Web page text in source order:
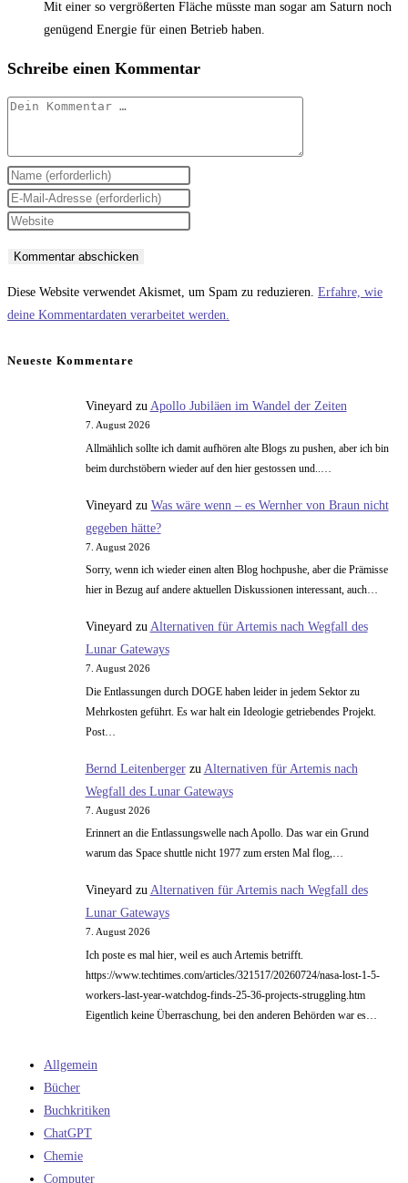
Mit einer so vergrößerten Fläche müsste man sogar am Saturn noch
genügend Energie für einen Betrieb haben.
Schreibe einen Kommentar
Kommentar
Gib
deinen
Namen
Benutzernamen
zum
Kommentieren
Gib
deine
Mail-
Adresse
zum
ein
Gib
Website-
URL
ein
Diese Website verwendet Akismet, um Spam zu reduzieren. Erfahre, wie
deine Kommentardaten verarbeitet werden.
Neueste Kommentare
Vineyardzu Apollo Jubiläen im Wandel der Zeiten
7. August 2026
Allmählich sollte ich damit aufhören alte Blogs zu pushen, aber ich bin
beim durchstöbern wieder auf den hier gestossen und..…
Vineyard zu Was wäre wenn – es Wernher von Braun nicht
gegeben hätte?
7. August 2026
Sorry, wenn ich wieder einen alten Blog hochpushe, aber die Prämisse
hier in Bezug auf andere aktuellen Diskussionen interessant, auch…
Vineyardzu Alternativen für Artemis nach Wegfall des
Lunar Gateways
7. August 2026
Die Entlassungen durch DOGE haben leider in jedem Sektor zu
Mehrkosten geführt. Es war halt ein Ideologie getriebendes Projekt.
Post…
Bernd Leitenbergerzu Alternativen für Artemis nach
Wegfall des Lunar Gateways
7. August 2026
Erinnert an die Entlassungswelle nach Apollo. Das war ein Grund
warum das Space shuttle nicht 1977 zum ersten Mal flog,…
Vineyardzu Alternativen für Artemis nach Wegfall des
Lunar Gateways
7. August 2026
Ich poste es mal hier, weil es auch Artemis betrifft.
https://www.techtimes.com/articles/321517/20260724/nasa-lost-1-5-
workers-last-year-watchdog-finds-25-36-projects-struggling.htm
Eigentlich keine Überraschung, bei den anderen Behörden war es…
Allgemein
Bücher
Buchkritiken
ChatGPT
Chemie
Computer